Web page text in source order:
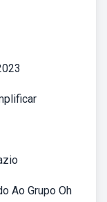
Ao Grupo Oh